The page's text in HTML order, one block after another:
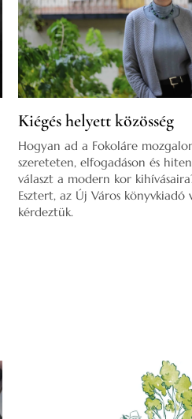
Kiégés helyett közösség
Hogyan ad a Fokoláre
szereteten, elfogadáson és
választ a modern kor
Esztert, az Új Város könyvkiadó
kérdeztük.